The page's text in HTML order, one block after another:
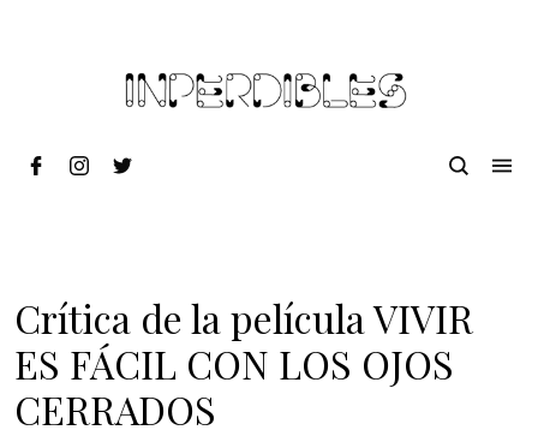
Crítica de la película VIVIR
ES FÁCIL CON LOS OJOS
CERRADOS